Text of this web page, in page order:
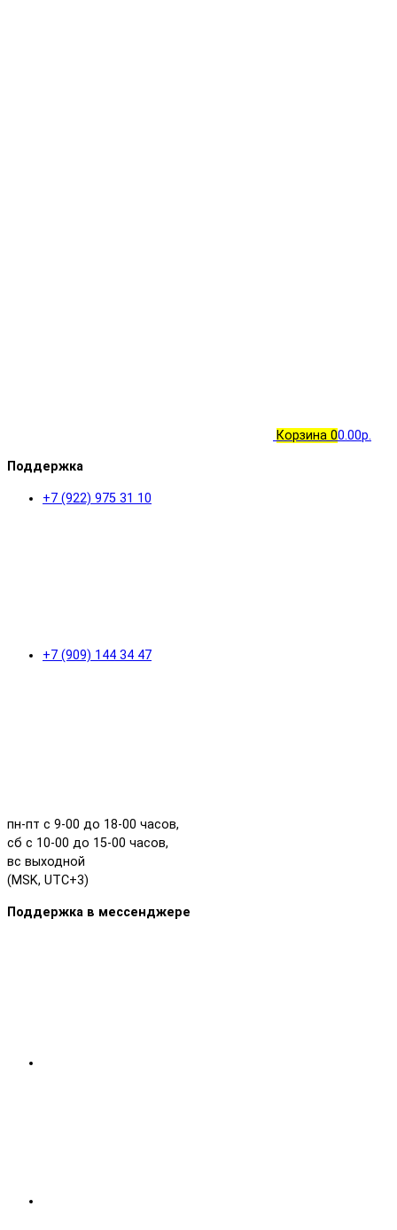
Корзина 00.00р.
Поддержка
+7 (922) 975 31 10
+7 (909) 144 34 47
пн-пт с 9-00 до 18-00 часов,
сб с 10-00 до 15-00 часов,
вс выходной
(MSK, UTC+3)
Поддержка в мессенджере